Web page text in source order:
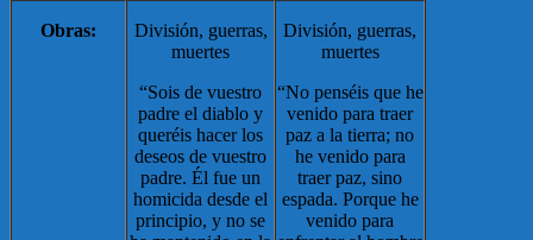
Obras:
División, guerras,
muertes
“Sois de vuestro
padre el diablo y
queréis hacer los
deseos de vuestro
padre. Él fue un
homicida desde el
principio, y no se
División, guerras,
muertes
“No penséis que he
venido para traer
paz a la tierra; no
he venido para
traer paz, sino
espada. Porque he
venido para